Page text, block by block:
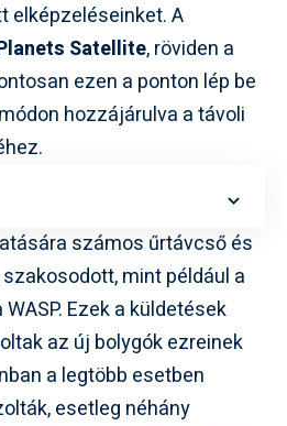
elképzeléseinket. A
Satellite, röviden a
ezen a ponton lép be
hozzájárulva a távoli
számos űrtávcső és
mint például a
WASP. Ezek a küldetések
az új bolygók ezreinek
a legtöbb esetben
esetleg néhány